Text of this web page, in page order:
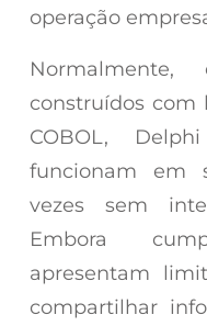
operação
construídos com
COBOL,
funcionam em
vezes sem
Embora
apresentam
compartilhar